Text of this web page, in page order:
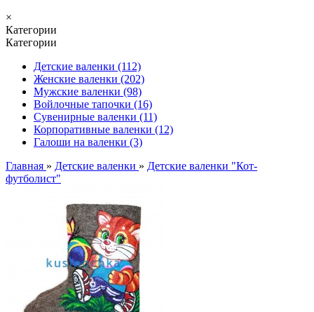
×
Категории
Категории
Детские валенки (112)
Женские валенки (202)
Мужские валенки (98)
Войлочные тапочки (16)
Сувенирные валенки (11)
Корпоративные валенки (12)
Галоши на валенки (3)
Главная » Детские валенки » Детские валенки "Кот-
футболист"